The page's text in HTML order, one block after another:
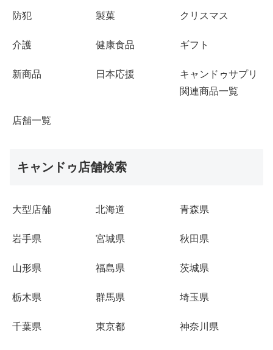
防犯 製菓 クリスマス
介護 健康食品 ギフト
新商品 日本応援
キャンドゥサプリ
関連商品一覧
店舗一覧
キャンドゥ店舗検索
大型店舗 北海道 青森県
岩手県 宮城県 秋田県
山形県 福島県 茨城県
栃木県 群馬県 埼玉県
千葉県 東京都 神奈川県